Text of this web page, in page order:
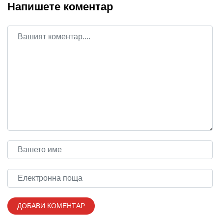
Напишете коментар